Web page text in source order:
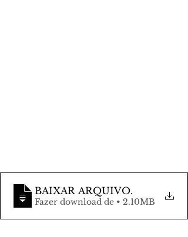
BAIXAR ARQUIVO.
Fazer download de • 2.10MB